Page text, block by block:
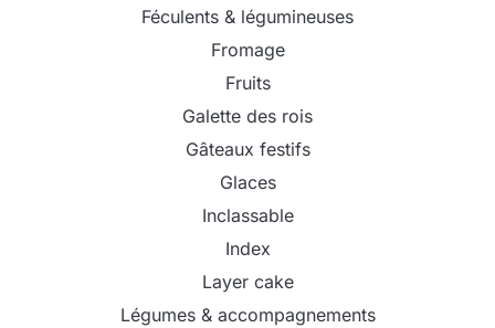
Féculents & légumineuses
Fromage
Fruits
Galette des rois
Gâteaux festifs
Glaces
Inclassable
Index
Layer cake
Légumes & accompagnements